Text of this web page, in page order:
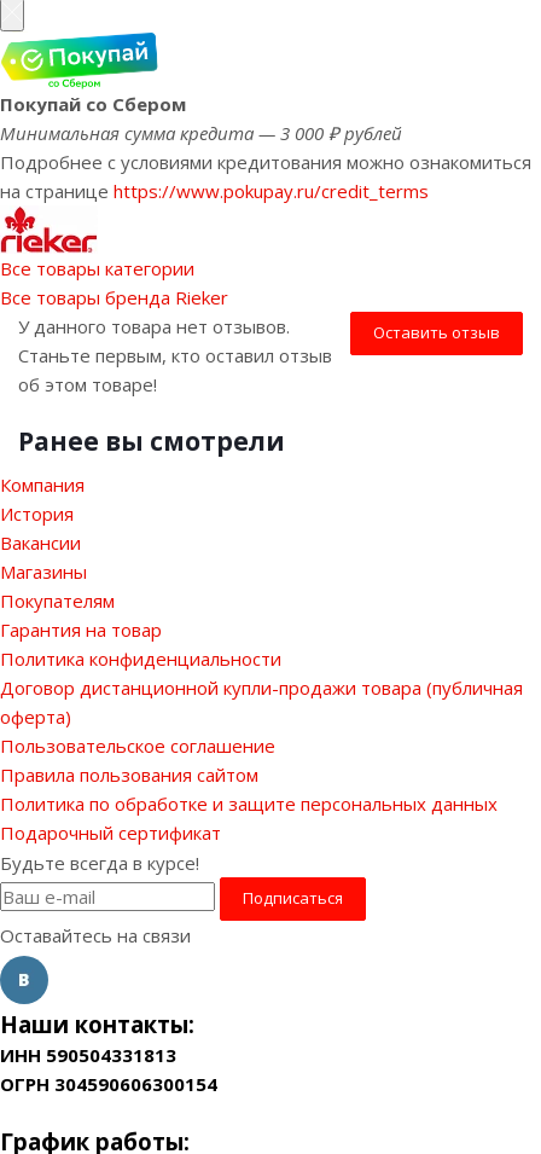
Покупай со Сбером
Минимальная сумма кредита — 3 000 ₽ рублей
Подробнее с условиями кредитования можно ознакомиться
на странице https://www.pokupay.ru/credit_terms
Все товары категории
Все товары бренда Rieker
Оставить отзыв
У данного товара нет отзывов.
Станьте первым, кто оставил отзыв
об этом товаре!
Ранее вы смотрели
Компания
История
Вакансии
Магазины
Покупателям
Гарантия на товар
Политика конфиденциальности
Договор дистанционной купли-продажи товара (публичная
оферта)
Пользовательское соглашение
Правила пользования сайтом
Политика по обработке и защите персональных данных
Подарочный сертификат
Будьте всегда в курсе!
Оставайтесь на связи
Наши контакты:
ИНН 590504331813
ОГРН 304590606300154
График работы: